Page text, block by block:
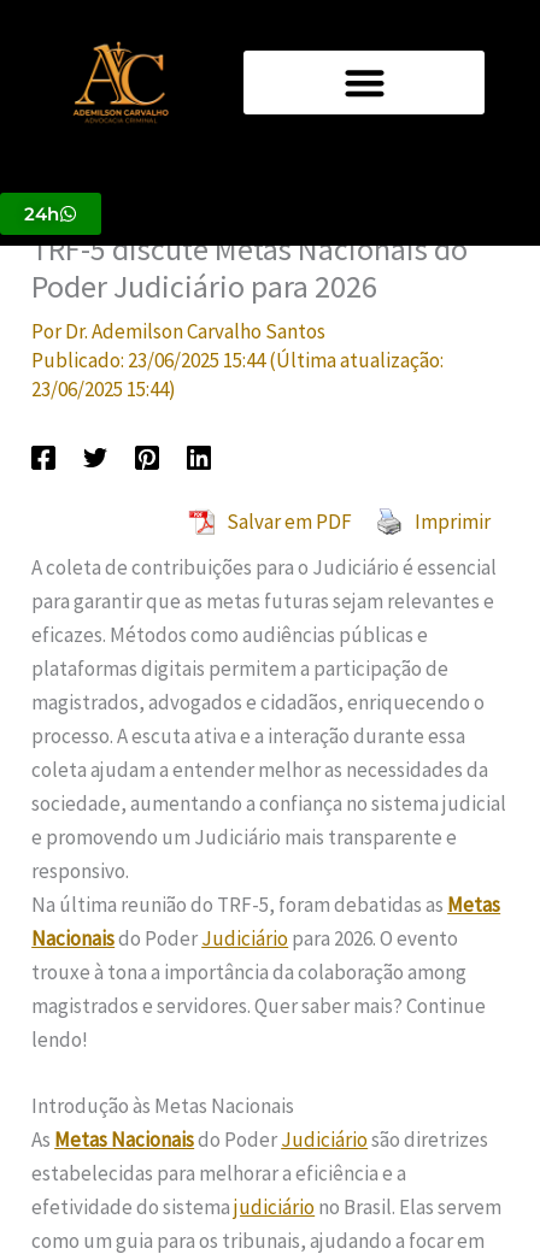
conteúdo
24h
TRF-5 discute Metas Nacionais do
Poder Judiciário para 2026
PorDr. Ademilson Carvalho Santos
Publicado: 23/06/2025 15:44(Última atualização:
23/06/2025 15:44)
Salvar em PDF
Imprimir
A coleta de contribuições para o Judiciário é essencial
para garantir que as metas futuras sejam relevantes e
eficazes. Métodos como audiências públicas e
plataformas digitais permitem a participação de
magistrados, advogados e cidadãos, enriquecendo o
processo. A escuta ativa e a interação durante essa
coleta ajudam a entender melhor as necessidades da
sociedade, aumentando a confiança no sistema judicial
e promovendo um Judiciário mais transparente e
responsivo.
Na última reunião do TRF-5, foram debatidas as Metas
Nacionaisdo PoderJudiciáriopara 2026. O evento
trouxe à tona a importância da colaboração among
magistrados e servidores. Quer saber mais? Continue
lendo!
Introdução às Metas Nacionais
As Metas Nacionaisdo PoderJudiciáriosão diretrizes
estabelecidas para melhorar a eficiência e a
efetividade do sistemajudiciáriono Brasil. Elas servem
como um guia para os tribunais, ajudando a focar em